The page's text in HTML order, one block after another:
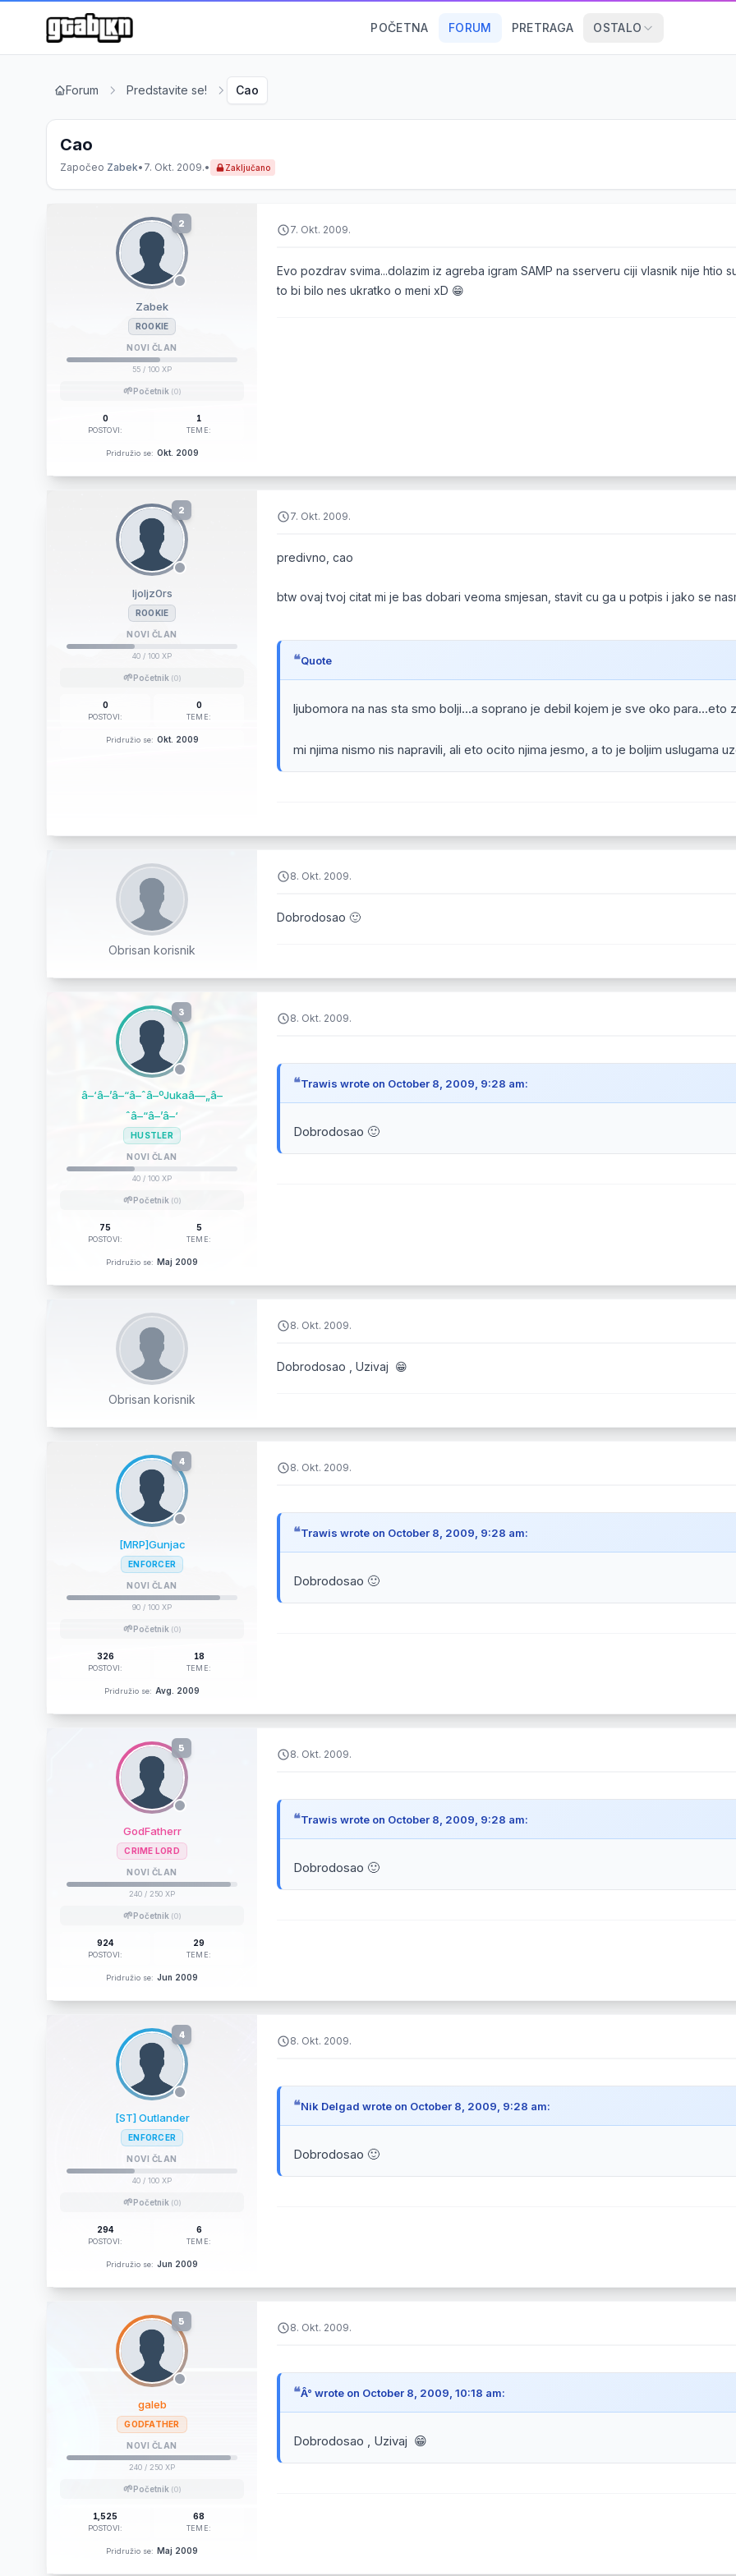
POČETNA FORUM PRETRAGA OSTALO
Forum Predstavite se! Cao
Cao
Započeo Zabek• 7. Okt. 2009.• Zaključano
2
Zabek
ROOKIE
NOVI ČLAN
55 / 100 XP
🌱Početnik (0)
0
POSTOVI:
1
TEME:
Pridružio se: Okt. 2009
7. Okt. 2009.
Evo pozdrav svima...dolazim iz agreba igram SAMP na sserveru ciji vlasnik nije htio
to bi bilo nes ukratko o meni xD 😁
2
ljoljz0rs
ROOKIE
NOVI ČLAN
40 / 100 XP
🌱Početnik (0)
0
POSTOVI:
0
TEME:
Pridružio se: Okt. 2009
7. Okt. 2009.
predivno, cao
btw ovaj tvoj citat mi je bas dobari veoma smjesan, stavit cu ga u potpis i jako se
Quote
ljubomora na nas sta smo bolji...a soprano je debil kojem je sve oko para...eto
mi njima nismo nis napravili, ali eto ocito njima jesmo, a to je boljim uslugama
Obrisan korisnik
8. Okt. 2009.
Dobrodosao 🙂
3
â–‘â–’â–“â–ˆâ–ºJukaâ—„â–
ˆâ–“â–’â–‘
HUSTLER
NOVI ČLAN
40 / 100 XP
🌱Početnik (0)
75
POSTOVI:
5
TEME:
Pridružio se: Maj 2009
8. Okt. 2009.
Trawis wrote on October 8, 2009, 9:28 am:
Dobrodosao 🙂
Obrisan korisnik
8. Okt. 2009.
Dobrodosao , Uzivaj 😁
4
[MRP]Gunjac
ENFORCER
NOVI ČLAN
90 / 100 XP
🌱Početnik (0)
326
POSTOVI:
18
TEME:
Pridružio se: Avg. 2009
8. Okt. 2009.
Trawis wrote on October 8, 2009, 9:28 am:
Dobrodosao 🙂
5
GodFatherr
CRIME LORD
NOVI ČLAN
240 / 250 XP
🌱Početnik (0)
924
POSTOVI:
29
TEME:
Pridružio se: Jun 2009
8. Okt. 2009.
Trawis wrote on October 8, 2009, 9:28 am:
Dobrodosao 🙂
4
[ST] Outlander
ENFORCER
NOVI ČLAN
40 / 100 XP
🌱Početnik (0)
294
POSTOVI:
6
TEME:
Pridružio se: Jun 2009
8. Okt. 2009.
Nik Delgad wrote on October 8, 2009, 9:28 am:
Dobrodosao 🙂
5
galeb
GODFATHER
NOVI ČLAN
240 / 250 XP
🌱Početnik (0)
1,525
POSTOVI:
68
TEME:
Pridružio se: Maj 2009
8. Okt. 2009.
Â° wrote on October 8, 2009, 10:18 am:
Dobrodosao , Uzivaj 😁